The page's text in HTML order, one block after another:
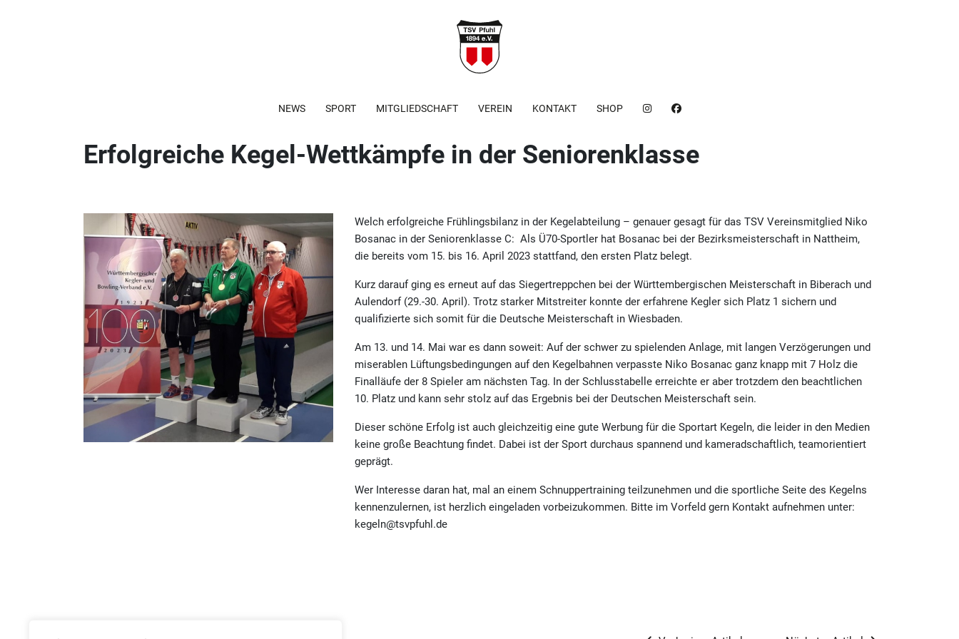
NEWS SPORT MITGLIEDSCHAFT VEREIN KONTAKT SHOP
Erfolgreiche Kegel-Wettkämpfe in der Seniorenklasse
Welch erfolgreiche Frühlingsbilanz in der Kegelabteilung – genauer gesagt für das TSV Vereinsmitglied Niko
Bosanac in der Seniorenklasse C: Als Ü70-Sportler hat Bosanac bei der Bezirksmeisterschaft in Nattheim,
die bereits vom 15. bis 16. April 2023 stattfand, den ersten Platz belegt.
Kurz darauf ging es erneut auf das Siegertreppchen bei der Württembergischen Meisterschaft in Biberach und
Aulendorf (29.-30. April). Trotz starker Mitstreiter konnte der erfahrene Kegler sich Platz 1 sichern und
qualifizierte sich somit für die Deutsche Meisterschaft in Wiesbaden.
Am 13. und 14. Mai war es dann soweit: Auf der schwer zu spielenden Anlage, mit langen Verzögerungen und
miserablen Lüftungsbedingungen auf den Kegelbahnen verpasste Niko Bosanac ganz knapp mit 7 Holz die
Finalläufe der 8 Spieler am nächsten Tag. In der Schlusstabelle erreichte er aber trotzdem den beachtlichen
10. Platz und kann sehr stolz auf das Ergebnis bei der Deutschen Meisterschaft sein.
Dieser schöne Erfolg ist auch gleichzeitig eine gute Werbung für die Sportart Kegeln, die leider in den Medien
keine große Beachtung findet. Dabei ist der Sport durchaus spannend und kameradschaftlich, teamorientiert
geprägt.
Wer Interesse daran hat, mal an einem Schnuppertraining teilzunehmen und die sportliche Seite des Kegelns
kennenzulernen, ist herzlich eingeladen vorbeizukommen. Bitte im Vorfeld gern Kontakt aufnehmen unter:
kegeln@tsvpfuhl.de